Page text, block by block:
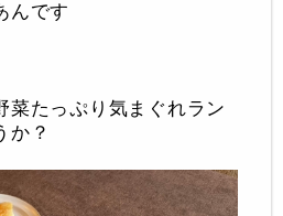
んです
菜たっぷり気まぐれラン
か？